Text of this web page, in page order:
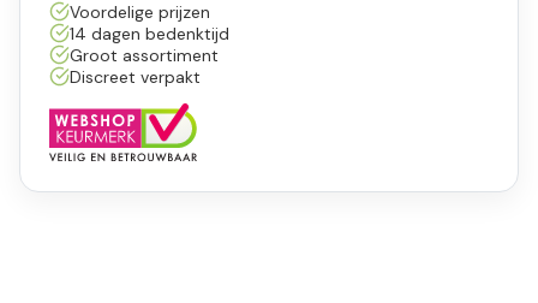
Voordelige prijzen
14 dagen bedenktijd
Groot assortiment
Discreet verpakt